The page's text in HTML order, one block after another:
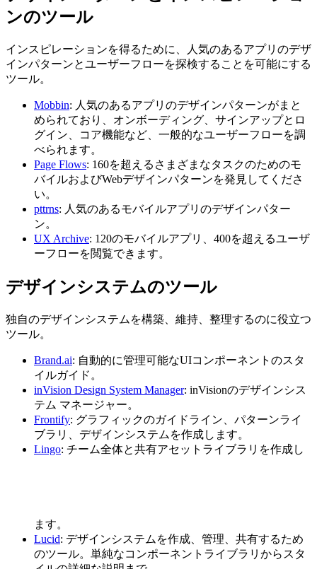
ンのツール
インスピレーションを得るために、人気のあるアプリのデザ
インパターンとユーザーフローを探検することを可能にする
ツール。
Mobbin: 人気のあるアプリのデザインパターンがまと
められており、オンボーディング、サインアップとロ
グイン、コア機能など、一般的なユーザーフローを調
べられます。
Page Flows: 160を超えるさまざまなタスクのためのモ
バイルおよびWebデザインパターンを発見してくださ
い。
pttrns: 人気のあるモバイルアプリのデザインパター
ン。
UX Archive: 120のモバイルアプリ、400を超えるユーザ
ーフローを閲覧できます。
デザインシステムのツール
独自のデザインシステムを構築、維持、整理するのに役立つ
ツール。
Brand.ai: 自動的に管理可能なUIコンポーネントのスタ
イルガイド。
inVision Design System Manager: inVisionのデザインシス
テム マネージャー。
Frontify: グラフィックのガイドライン、パターンライ
ブラリ、デザインシステムを作成します。
Lingo: チーム全体と共有アセットライブラリを作成し
ます。
Lucid: デザインシステムを作成、管理、共有するため
のツール。単純なコンポーネントライブラリからスタ